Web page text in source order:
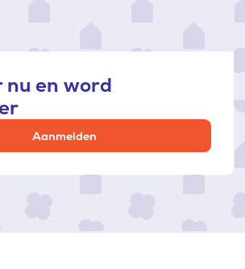
en word
Aanmelden